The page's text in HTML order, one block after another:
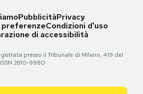
PubblicitàPrivacy
Condizioni d'uso
di accessibilità
presso il Tribunale di Milano, 419 del
2610-9980